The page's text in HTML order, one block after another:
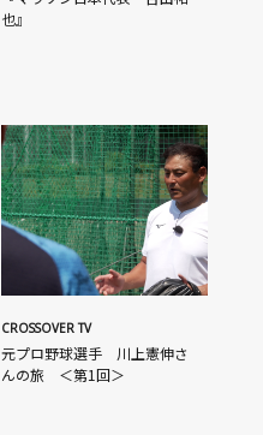
也』
CROSSOVER TV
元プロ野球選手 川上憲伸さ
んの旅 ＜第1回＞